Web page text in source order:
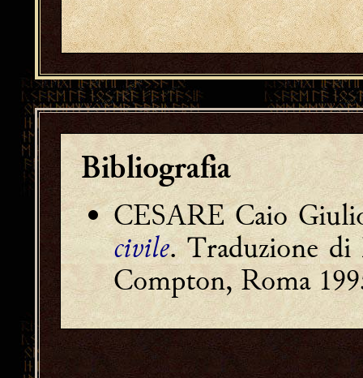
Bibliografia
CESARE Caio
civile. Traduzione
Compton, Roma